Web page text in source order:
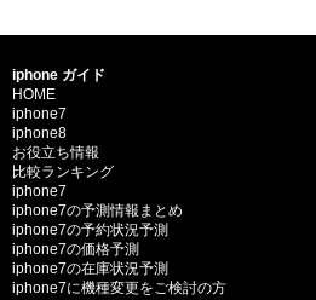
iphone ガイド
HOME
iphone7
iphone8
お役立ち情報
比較ランキング
iphone7
iphone7の予測情報まとめ
iphone7の予約状況予測
iphone7の価格予測
iphone7の在庫状況予測
iphone7に機種変更をご検討の方